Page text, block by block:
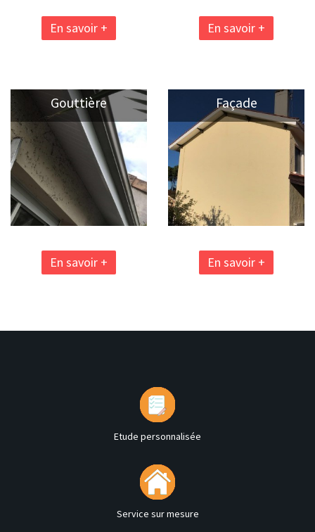
En savoir + En savoir +
Gouttière
En savoir +
Façade
En savoir +
Etude personnalisée
Service sur mesure